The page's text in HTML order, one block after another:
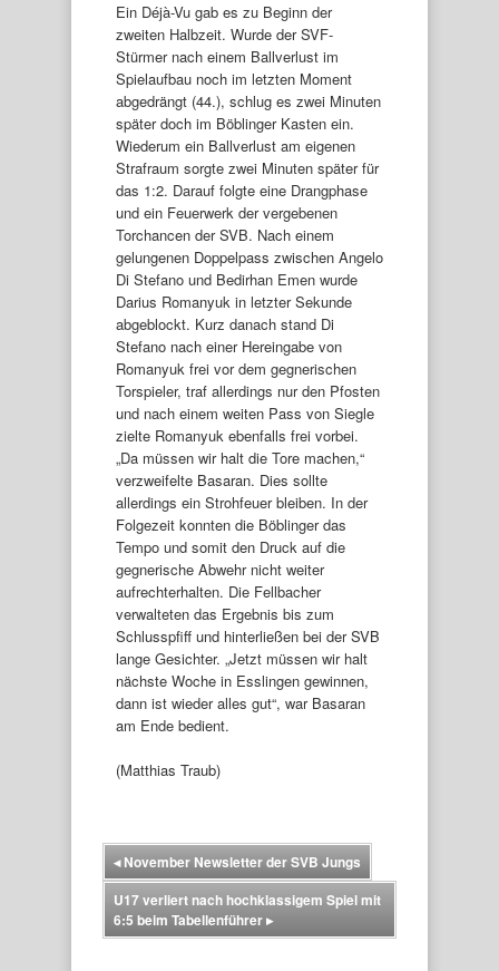
Ein Déjà-Vu gab es zu Beginn der
zweiten Halbzeit. Wurde der SVF-
Stürmer nach einem Ballverlust im
Spielaufbau noch im letzten Moment
abgedrängt (44.), schlug es zwei Minuten
später doch im Böblinger Kasten ein.
Wiederum ein Ballverlust am eigenen
Strafraum sorgte zwei Minuten später für
das 1:2. Darauf folgte eine Drangphase
und ein Feuerwerk der vergebenen
Torchancen der SVB. Nach einem
gelungenen Doppelpass zwischen Angelo
Di Stefano und Bedirhan Emen wurde
Darius Romanyuk in letzter Sekunde
abgeblockt. Kurz danach stand Di
Stefano nach einer Hereingabe von
Romanyuk frei vor dem gegnerischen
Torspieler, traf allerdings nur den Pfosten
und nach einem weiten Pass von Siegle
zielte Romanyuk ebenfalls frei vorbei.
„Da müssen wir halt die Tore machen,“
verzweifelte Basaran. Dies sollte
allerdings ein Strohfeuer bleiben. In der
Folgezeit konnten die Böblinger das
Tempo und somit den Druck auf die
gegnerische Abwehr nicht weiter
aufrechterhalten. Die Fellbacher
verwalteten das Ergebnis bis zum
Schlusspfiff und hinterließen bei der SVB
lange Gesichter. „Jetzt müssen wir halt
nächste Woche in Esslingen gewinnen,
dann ist wieder alles gut“, war Basaran
am Ende bedient.
(Matthias Traub)
◂November Newsletter der SVB Jungs
U17 verliert nach hochklassigem Spiel mit
6:5 beim Tabellenführer▸